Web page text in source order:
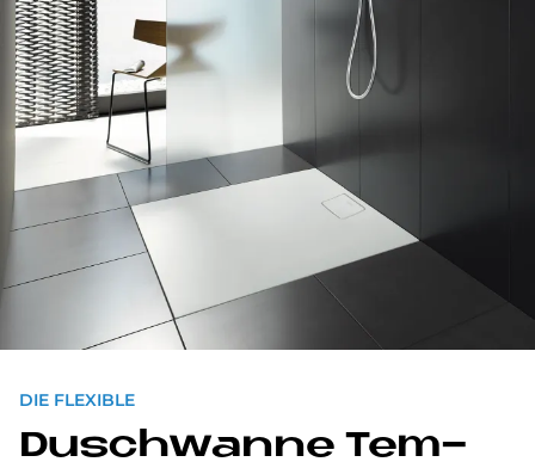
DIE FLEXIBLE
Dusch­wan­ne Tem­